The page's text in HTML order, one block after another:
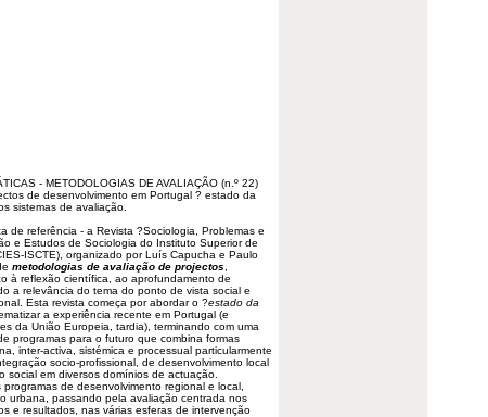
- METODOLOGIAS DE AVALIAÇÃO (n.º 22)
de desenvolvimento em Portugal ? estado da
sistemas de avaliação.
de referência - a Revista ?Sociologia, Problemas e
e Estudos de Sociologia do Instituto Superior de
ISCTE), organizado por Luís Capucha e Paulo
metodologias de avaliação de projectos
à reflexão científica, ao aprofundamento de
a relevância do tema do ponto de vista social e
Esta revista começa por abordar o ?estado da
a experiência recente em Portugal (e
da União Europeia, tardia), terminando com uma
programas para o futuro que combina formas
inter-activa, sistémica e processual particularmente
socio-profissional, de desenvolvimento local
social em diversos domínios de actuação.
de desenvolvimento regional e local,
urbana, passando pela avaliação centrada nos
e resultados, nas várias esferas de intervenção